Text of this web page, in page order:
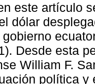
este artículo
dólar
Desde esta
William F.
política y